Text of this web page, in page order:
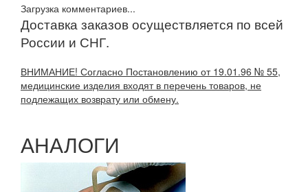
Загрузка комментариев...
Доставка заказов осуществляется по всей
России и СНГ.
ВНИМАНИЕ! Согласно Постановлению от 19.01.96 № 55,
медицинские изделия входят в перечень товаров, не
подлежащих возврату или обмену.
АНАЛОГИ